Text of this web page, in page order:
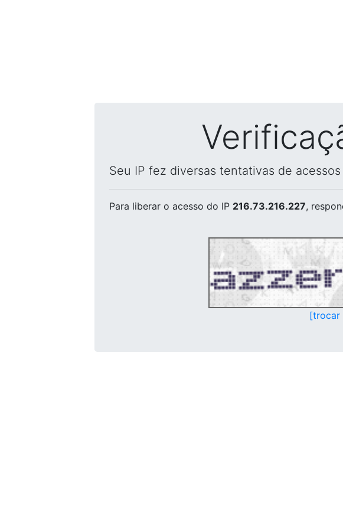
Seu IP fez diversas tentativas de
Para liberar o acesso do IP 216.73.216.227,
[trocar